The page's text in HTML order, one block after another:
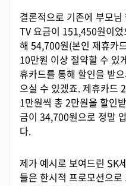
결론적으로 기존에 부모
TV 요금이 151,450원이
해 54,700원(본인 제휴카
10만원 이상 절약할 수 있
휴카드를 통해 할인을 받
으실 수 있겠죠. 제휴카드
1만원씩 총 2만원을 할인
금이 34,700원으로 정말
다.
제가 예시로 보여드린 SK
들은 한시적 프로모션으